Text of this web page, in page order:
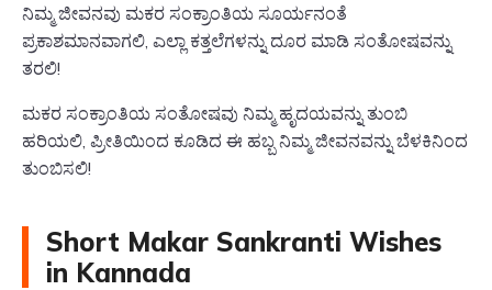
ನಿಮ್ಮ ಜೀವನವು ಮಕರ ಸಂಕ್ರಾಂತಿಯ ಸೂರ್ಯನಂತೆ
ಪ್ರಕಾಶಮಾನವಾಗಲಿ, ಎಲ್ಲಾ ಕತ್ತಲೆಗಳನ್ನು ದೂರ ಮಾಡಿ ಸಂತೋಷವನ್ನು
ತರಲಿ!
ಮಕರ ಸಂಕ್ರಾಂತಿಯ ಸಂತೋಷವು ನಿಮ್ಮ ಹೃದಯವನ್ನು ತುಂಬಿ
ಹರಿಯಲಿ, ಪ್ರೀತಿಯಿಂದ ಕೂಡಿದ ಈ ಹಬ್ಬ ನಿಮ್ಮ ಜೀವನವನ್ನು ಬೆಳಕಿನಿಂದ
ತುಂಬಿಸಲಿ!
Short Makar Sankranti Wishes
in Kannada